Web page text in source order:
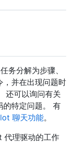
务分解为步骤、
，并在出现问题时
还可以询问有关
的特定问题。 有
聊天功能。
代理驱动的工作